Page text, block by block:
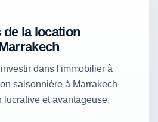
de la location
dans l'immobilier à
saisonnière à Marrakech
lucrative et avantageuse.